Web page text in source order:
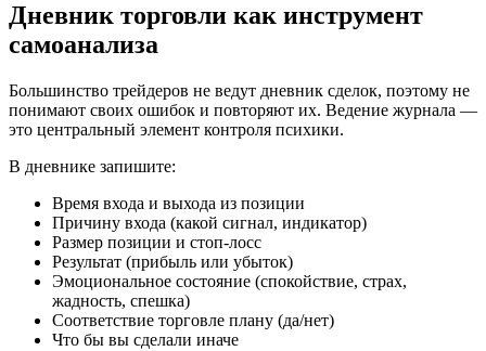
Дневник торговли как инструмент
самоанализа
Большинство трейдеров не ведут дневник сделок, поэтому не
понимают своих ошибок и повторяют их. Ведение журнала —
это центральный элемент контроля психики.
В дневнике запишите:
Время входа и выхода из позиции
Причину входа (какой сигнал, индикатор)
Размер позиции и стоп-лосс
Результат (прибыль или убыток)
Эмоциональное состояние (спокойствие, страх,
жадность, спешка)
Соответствие торговле плану (да/нет)
Что бы вы сделали иначе